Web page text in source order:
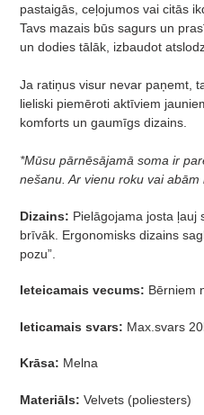
pastaigās, ceļojumos vai citās
Tavs mazais būs sagurs un
un dodies tālāk, izbaudot
Ja ratiņus visur nevar paņemt,
lieliski piemēroti aktīviem
komforts un gaumīgs dizains.
*Mūsu pārnēsājamā soma ir
nešanu. Ar vienu roku vai
Dizains: Pielāgojama josta ļauj
brīvāk. Ergonomisks dizains
pozu”.
Ieteicamais vecums: Bērniem
Ieticamais svars: Max.svars
Krāsa: Melna
Materiāls: Velvets (poliesters)